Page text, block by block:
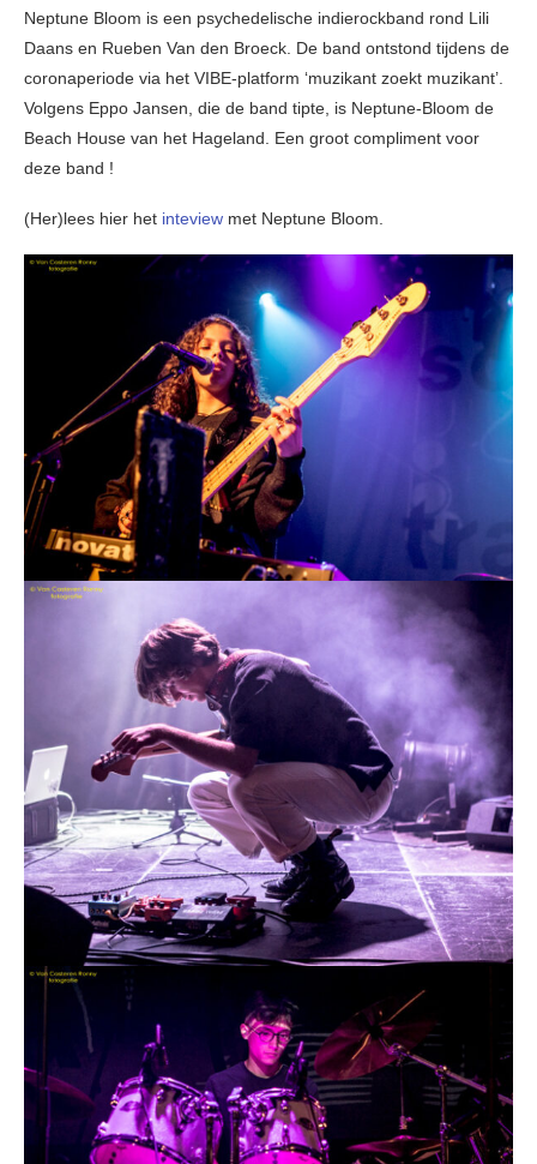
Neptune Bloom is een psychedelische indierockband rond Lili
Daans en Rueben Van den Broeck. De band ontstond tijdens de
coronaperiode via het VIBE-platform ‘muzikant zoekt muzikant’.
Volgens Eppo Jansen, die de band tipte, is Neptune-Bloom de
Beach House van het Hageland. Een groot compliment voor
deze band !
(Her)lees hier het inteview met Neptune Bloom.